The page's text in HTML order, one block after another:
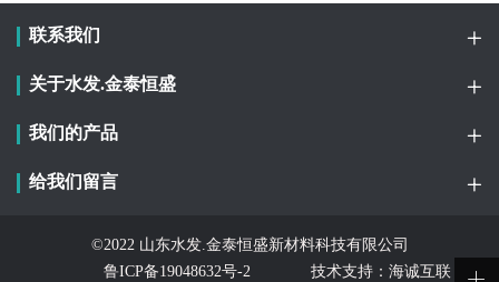
联系我们
关于水发.金泰恒盛
我们的产品
给我们留言
©2022 山东水发.金泰恒盛新材料科技有限公司
鲁ICP备19048632号-2
技术支持：海诚互联